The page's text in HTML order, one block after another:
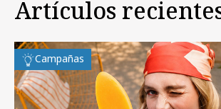
Artículos
Campañas